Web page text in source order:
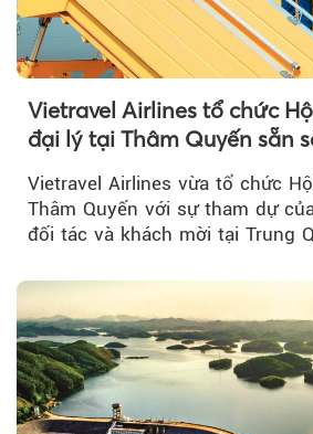
Vietravel Airlines tổ chức
đại lý tại Thâm Quyến sẵn
đường bay thẳng TP.HCM -
Vietravel Airlines vừa tổ chức
Thâm Quyến với sự tham dự
đối tác và khách mời tại Trung